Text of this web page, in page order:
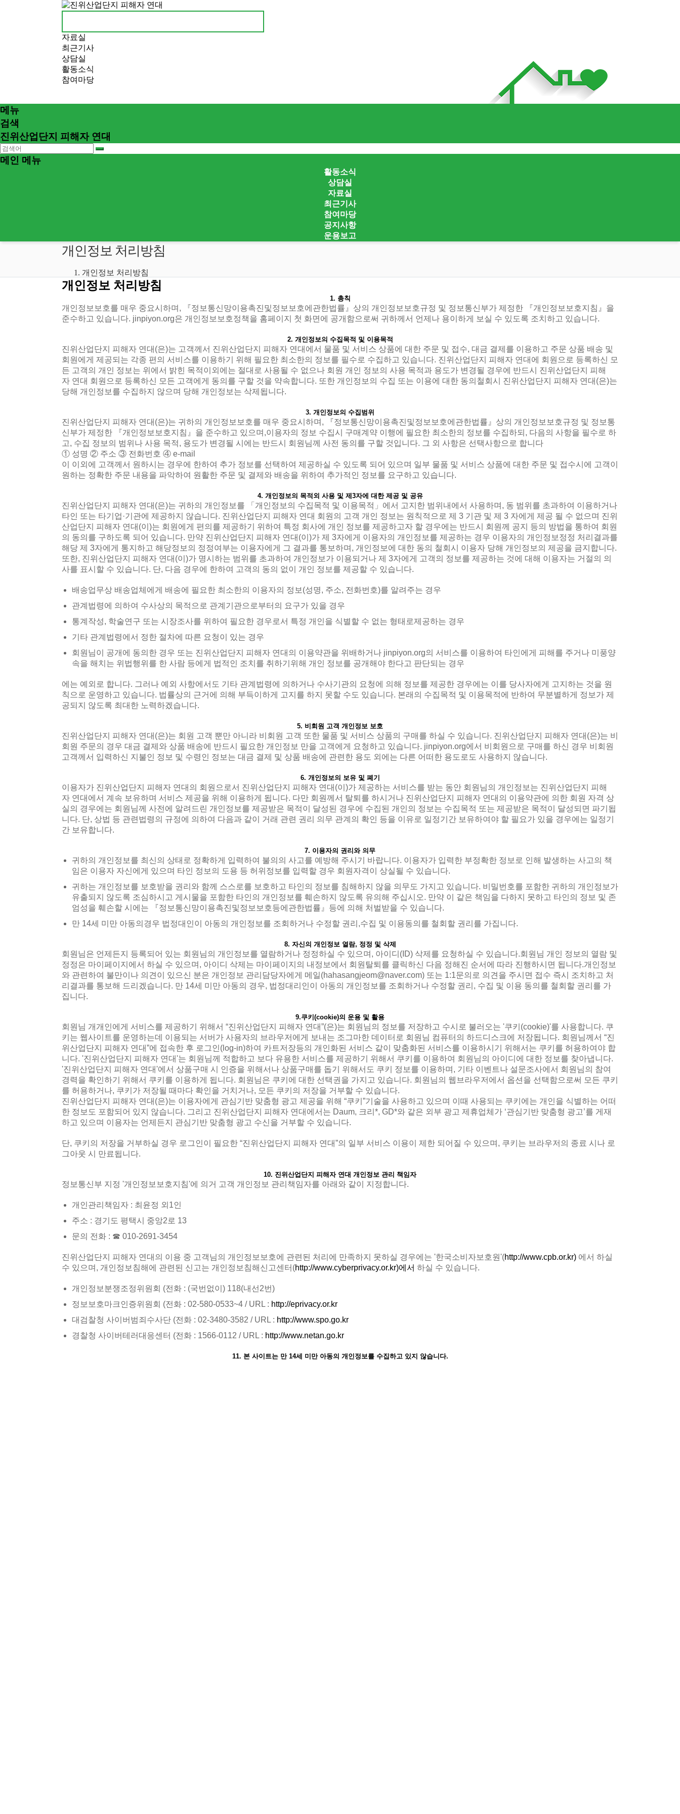
자료실
최근기사
상담실
활동소식
참여마당
메뉴
검색
진위산업단지 피해자 연대
메인 메뉴
활동소식
상담실
자료실
최근기사
참여마당
공지사항
운용보고
개인정보 처리방침
개인정보 처리방침
개인정보 처리방침
1. 총칙
개인정보보호를 매우 중요시하며, 『정보통신망이용촉진및정보보호에관한법률』상의 개인정보보호규정 및 정보통신부가 제정한 『개인정보보호지침』을
준수하고 있습니다. jinpiyon.org은 개인정보보호정책을 홈페이지 첫 화면에 공개함으로써 귀하께서 언제나 용이하게 보실 수 있도록 조치하고 있습니다.
2. 개인정보의 수집목적 및 이용목적
진위산업단지 피해자 연대(은)는 고객께서 진위산업단지 피해자 연대에서 물품 및 서비스 상품에 대한 주문 및 접수, 대금 결제를 이용하고 주문 상품 배송 및
회원에게 제공되는 각종 편의 서비스를 이용하기 위해 필요한 최소한의 정보를 필수로 수집하고 있습니다. 진위산업단지 피해자 연대에 회원으로 등록하신 모
든 고객의 개인 정보는 위에서 밝힌 목적이외에는 절대로 사용될 수 없으나 회원 개인 정보의 사용 목적과 용도가 변경될 경우에 반드시 진위산업단지 피해
자 연대 회원으로 등록하신 모든 고객에게 동의를 구할 것을 약속합니다. 또한 개인정보의 수집 또는 이용에 대한 동의철회시 진위산업단지 피해자 연대(은)는
당해 개인정보를 수집하지 않으며 당해 개인정보는 삭제됩니다.
3. 개인정보의 수집범위
진위산업단지 피해자 연대(은)는 귀하의 개인정보보호를 매우 중요시하며, 『정보통신망이용촉진및정보보호에관한법률』상의 개인정보보호규정 및 정보통
신부가 제정한 『개인정보보호지침』을 준수하고 있으며,이용자의 정보 수집시 구매계약 이행에 필요한 최소한의 정보를 수집하되, 다음의 사항을 필수로 하
고, 수집 정보의 범위나 사용 목적, 용도가 변경될 시에는 반드시 회원님께 사전 동의를 구할 것입니다. 그 외 사항은 선택사항으로 합니다
① 성명 ② 주소 ③ 전화번호 ④ e-mail
이 이외에 고객께서 원하시는 경우에 한하여 추가 정보를 선택하여 제공하실 수 있도록 되어 있으며 일부 물품 및 서비스 상품에 대한 주문 및 접수시에 고객이
원하는 정확한 주문 내용을 파악하여 원활한 주문 및 결제와 배송을 위하여 추가적인 정보를 요구하고 있습니다.
4. 개인정보의 목적외 사용 및 제3자에 대한 제공 및 공유
진위산업단지 피해자 연대(은)는 귀하의 개인정보를 「개인정보의 수집목적 및 이용목적」에서 고지한 범위내에서 사용하며, 동 범위를 초과하여 이용하거나
타인 또는 타기업·기관에 제공하지 않습니다. 진위산업단지 피해자 연대 회원의 고객 개인 정보는 원칙적으로 제 3 기관 및 제 3 자에게 제공 될 수 없으며 진위
산업단지 피해자 연대(이)는 회원에게 편의를 제공하기 위하여 특정 회사에 개인 정보를 제공하고자 할 경우에는 반드시 회원께 공지 등의 방법을 통하여 회원
의 동의를 구하도록 되어 있습니다. 만약 진위산업단지 피해자 연대(이)가 제 3자에게 이용자의 개인정보를 제공하는 경우 이용자의 개인정보정정 처리결과를
해당 제 3자에게 통지하고 해당정보의 정정여부는 이용자에게 그 결과를 통보하며, 개인정보에 대한 동의 철회시 이용자 당해 개인정보의 제공을 금지합니다.
또한, 진위산업단지 피해자 연대(이)가 명시하는 범위를 초과하여 개인정보가 이용되거나 제 3자에게 고객의 정보를 제공하는 것에 대해 이용자는 거절의 의
사를 표시할 수 있습니다. 단, 다음 경우에 한하여 고객의 동의 없이 개인 정보를 제공할 수 있습니다.
배송업무상 배송업체에게 배송에 필요한 최소한의 이용자의 정보(성명, 주소, 전화번호)를 알려주는 경우
관계법령에 의하여 수사상의 목적으로 관계기관으로부터의 요구가 있을 경우
통계작성, 학술연구 또는 시장조사를 위하여 필요한 경우로서 특정 개인을 식별할 수 없는 형태로제공하는 경우
기타 관계법령에서 정한 절차에 따른 요청이 있는 경우
회원님이 공개에 동의한 경우 또는 진위산업단지 피해자 연대의 이용약관을 위배하거나 jinpiyon.org의 서비스를 이용하여 타인에게 피해를 주거나 미풍양
속을 해치는 위법행위를 한 사람 등에게 법적인 조치를 취하기위해 개인 정보를 공개해야 한다고 판단되는 경우
에는 예외로 합니다. 그러나 예외 사항에서도 기타 관계법령에 의하거나 수사기관의 요청에 의해 정보를 제공한 경우에는 이를 당사자에게 고지하는 것을 원
칙으로 운영하고 있습니다. 법률상의 근거에 의해 부득이하게 고지를 하지 못할 수도 있습니다. 본래의 수집목적 및 이용목적에 반하여 무분별하게 정보가 제
공되지 않도록 최대한 노력하겠습니다.
5. 비회원 고객 개인정보 보호
진위산업단지 피해자 연대(은)는 회원 고객 뿐만 아니라 비회원 고객 또한 물품 및 서비스 상품의 구매를 하실 수 있습니다. 진위산업단지 피해자 연대(은)는 비
회원 주문의 경우 대금 결제와 상품 배송에 반드시 필요한 개인정보 만을 고객에게 요청하고 있습니다. jinpiyon.org에서 비회원으로 구매를 하신 경우 비회원
고객께서 입력하신 지불인 정보 및 수령인 정보는 대금 결제 및 상품 배송에 관련한 용도 외에는 다른 어떠한 용도로도 사용하지 않습니다.
6. 개인정보의 보유 및 폐기
이용자가 진위산업단지 피해자 연대의 회원으로서 진위산업단지 피해자 연대(이)가 제공하는 서비스를 받는 동안 회원님의 개인정보는 진위산업단지 피해
자 연대에서 계속 보유하며 서비스 제공을 위해 이용하게 됩니다. 다만 회원께서 탈퇴를 하시거나 진위산업단지 피해자 연대의 이용약관에 의한 회원 자격 상
실의 경우에는 회원님께 사전에 알려드린 개인정보를 제공받은 목적이 달성된 경우에 수집된 개인의 정보는 수집목적 또는 제공받은 목적이 달성되면 파기됩
니다. 단, 상법 등 관련법령의 규정에 의하여 다음과 같이 거래 관련 권리 의무 관계의 확인 등을 이유로 일정기간 보유하여야 할 필요가 있을 경우에는 일정기
간 보유합니다.
7. 이용자의 권리와 의무
귀하의 개인정보를 최신의 상태로 정확하게 입력하여 불의의 사고를 예방해 주시기 바랍니다. 이용자가 입력한 부정확한 정보로 인해 발생하는 사고의 책
임은 이용자 자신에게 있으며 타인 정보의 도용 등 허위정보를 입력할 경우 회원자격이 상실될 수 있습니다.
귀하는 개인정보를 보호받을 권리와 함께 스스로를 보호하고 타인의 정보를 침해하지 않을 의무도 가지고 있습니다. 비밀번호를 포함한 귀하의 개인정보가
유출되지 않도록 조심하시고 게시물을 포함한 타인의 개인정보를 훼손하지 않도록 유의해 주십시오. 만약 이 같은 책임을 다하지 못하고 타인의 정보 및 존
엄성을 훼손할 시에는 『정보통신망이용촉진및정보보호등에관한법률』등에 의해 처벌받을 수 있습니다.
만 14세 미만 아동의경우 법정대인이 아동의 개인정보를 조회하거나 수정할 권리,수집 및 이용동의를 철회할 권리를 가집니다.
8. 자신의 개인정보 열람, 정정 및 삭제
회원님은 언제든지 등록되어 있는 회원님의 개인정보를 열람하거나 정정하실 수 있으며, 아이디(ID) 삭제를 요청하실 수 있습니다.회원님 개인 정보의 열람 및
정정은 마이페이지에서 하실 수 있으며, 아이디 삭제는 마이페이지의 내정보에서 회원탈퇴를 클릭하신 다음 정해진 순서에 따라 진행하시면 됩니다.개인정보
와 관련하여 불만이나 의견이 있으신 분은 개인정보 관리담당자에게 메일(hahasangjeom@naver.com) 또는 1:1문의로 의견을 주시면 접수 즉시 조치하고 처
리결과를 통보해 드리겠습니다. 만 14세 미만 아동의 경우, 법정대리인이 아동의 개인정보를 조회하거나 수정할 권리, 수집 및 이용 동의를 철회할 권리를 가
집니다.
9.쿠키(cookie)의 운용 및 활용
회원님 개개인에게 서비스를 제공하기 위해서 “진위산업단지 피해자 연대”(은)는 회원님의 정보를 저장하고 수시로 불러오는 '쿠키(cookie)'를 사용합니다. 쿠
키는 웹사이트를 운영하는데 이용되는 서버가 사용자의 브라우저에게 보내는 조그마한 데이터로 회원님 컴퓨터의 하드디스크에 저장됩니다. 회원님께서 “진
위산업단지 피해자 연대”에 접속한 후 로그인(log-in)하여 카트저장등의 개인화된 서비스 같이 맞춤화된 서비스를 이용하시기 위해서는 쿠키를 허용하여야 합
니다. '진위산업단지 피해자 연대'는 회원님께 적합하고 보다 유용한 서비스를 제공하기 위해서 쿠키를 이용하여 회원님의 아이디에 대한 정보를 찾아냅니다.
'진위산업단지 피해자 연대'에서 상품구매 시 인증을 위해서나 상품구매를 돕기 위해서도 쿠키 정보를 이용하며, 기타 이벤트나 설문조사에서 회원님의 참여
경력을 확인하기 위해서 쿠키를 이용하게 됩니다. 회원님은 쿠키에 대한 선택권을 가지고 있습니다. 회원님의 웹브라우저에서 옵션을 선택함으로써 모든 쿠키
를 허용하거나, 쿠키가 저장될 때마다 확인을 거치거나, 모든 쿠키의 저장을 거부할 수 있습니다.
진위산업단지 피해자 연대(은)는 이용자에게 관심기반 맞춤형 광고 제공을 위해 “쿠키”기술을 사용하고 있으며 이때 사용되는 쿠키에는 개인을 식별하는 어떠
한 정보도 포함되어 있지 않습니다. 그리고 진위산업단지 피해자 연대에서는 Daum, 크리*, GD*와 같은 외부 광고 제휴업체가 ‘관심기반 맞춤형 광고’를 게재
하고 있으며 이용자는 언제든지 관심기반 맞춤형 광고 수신을 거부할 수 있습니다.
단, 쿠키의 저장을 거부하실 경우 로그인이 필요한 “진위산업단지 피해자 연대”의 일부 서비스 이용이 제한 되어질 수 있으며, 쿠키는 브라우저의 종료 시나 로
그아웃 시 만료됩니다.
10. 진위산업단지 피해자 연대 개인정보 관리 책임자
정보통신부 지정 '개인정보보호지침'에 의거 고객 개인정보 관리책임자를 아래와 같이 지정합니다.
개인관리책임자 : 최윤정 외1인
주소 : 경기도 평택시 중앙2로 13
문의 전화 : ☎ 010-2691-3454
진위산업단지 피해자 연대의 이용 중 고객님의 개인정보보호에 관련된 처리에 만족하지 못하실 경우에는 '한국소비자보호원'(http://www.cpb.or.kr) 에서 하실
수 있으며, 개인정보침해에 관련된 신고는 개인정보침해신고센터(http://www.cyberprivacy.or.kr)에서 하실 수 있습니다.
개인정보분쟁조정위원회 (전화 : (국번없이) 118(내선2번)
정보보호마크인증위원회 (전화 : 02-580-0533~4 / URL : http://eprivacy.or.kr
대검찰청 사이버범죄수사단 (전화 : 02-3480-3582 / URL : http://www.spo.go.kr
경찰청 사이버테러대응센터 (전화 : 1566-0112 / URL : http://www.netan.go.kr
11. 본 사이트는 만 14세 미만 아동의 개인정보를 수집하고 있지 않습니다.